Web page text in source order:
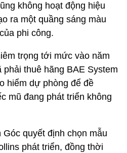
không hoạt động hiệu
ra một quầng sáng màu
phi công.
trọng tới mức vào năm
phải thuê hãng BAE System
hiểm dự phòng để đề
mũ đang phát triển không
quyết định chọn mẫu
phát triển, đồng thời